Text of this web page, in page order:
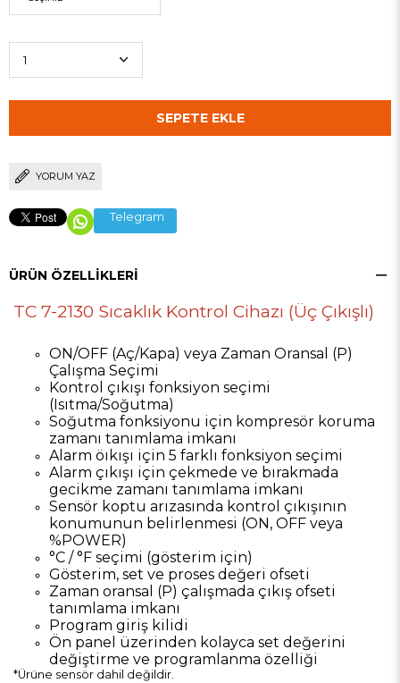
YORUM YAZ
Telegram
ÜRÜN ÖZELLIKLERI
TC 7-2130 Sıcaklık Kontrol Cihazı (Üç Çıkışlı)
ON/OFF (Aç/Kapa) veya Zaman Oransal (P)
Çalışma Seçimi
Kontrol çıkışı fonksiyon seçimi
(Isıtma/Soğutma)
Soğutma fonksiyonu için kompresör koruma
zamanı tanımlama imkanı
Alarm öıkışı için 5 farklı fonksiyon seçimi
Alarm çıkışı için çekmede ve bırakmada
gecikme zamanı tanımlama imkanı
Sensör koptu arızasında kontrol çıkışının
konumunun belirlenmesi (ON, OFF veya
%POWER)
°C / °F seçimi (gösterim için)
Gösterim, set ve proses değeri ofseti
Zaman oransal (P) çalışmada çıkış ofseti
tanımlama imkanı
Program giriş kilidi
Ön panel üzerinden kolayca set değerini
değiştirme ve programlanma özelliği
*Ürüne sensör dahil değildir.